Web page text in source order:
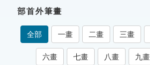
成語故事
索引選單
知識索引
部首外筆畫
全部 一畫 二畫 三畫
六畫 七畫 八畫 九畫